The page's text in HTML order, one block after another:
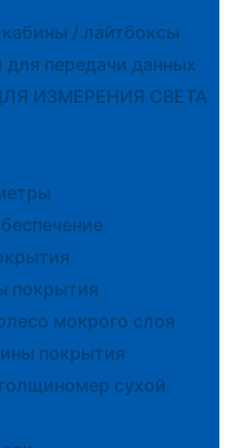
/ лайтбоксы
передачи данных
ИЗМЕРЕНИЯ СВЕТА
покрытия
мокрого слоя
покрытия
сухой